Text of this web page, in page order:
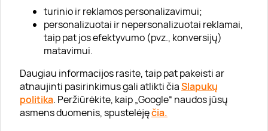
turinio ir reklamos personalizavimui;
personalizuotai ir nepersonalizuotai reklamai,
taip pat jos efektyvumo (pvz., konversijų)
matavimui.
Daugiau informacijos rasite, taip pat pakeisti ar
atnaujinti pasirinkimus gali atlikti čiaSlapukų
politika. Peržiūrėkite, kaip „Google“ naudos jūsų
asmens duomenis, spustelėjęčia.
Visi partneriai
Kontaktai
Tinklaraštis
Informacija